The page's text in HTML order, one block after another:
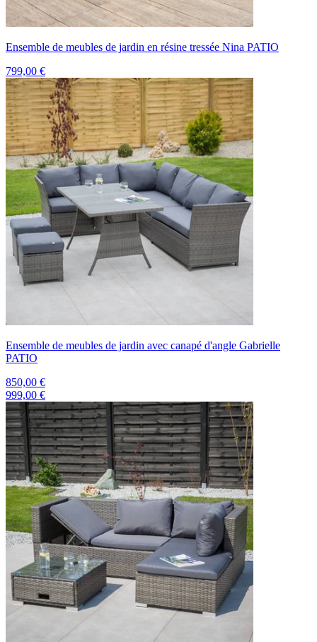
Ensemble de meubles de jardin en résine tressée Nina PATIO
799,00 €
Ensemble de meubles de jardin avec canapé d'angle Gabrielle
PATIO
850,00 €
999,00 €